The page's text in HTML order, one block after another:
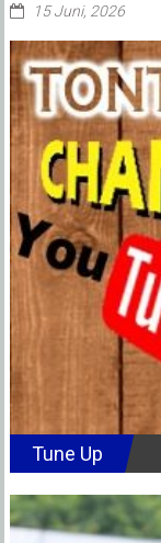
15 Juni, 2026
Tune Up